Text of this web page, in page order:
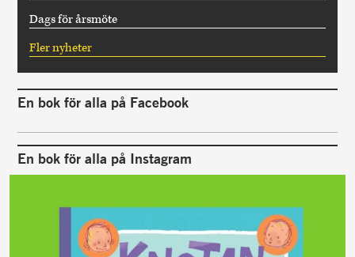
Dags för årsmöte
Fler nyheter
En bok för alla på Facebook
En bok för alla på Instagram